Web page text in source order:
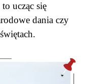
ucząc się
dania czy